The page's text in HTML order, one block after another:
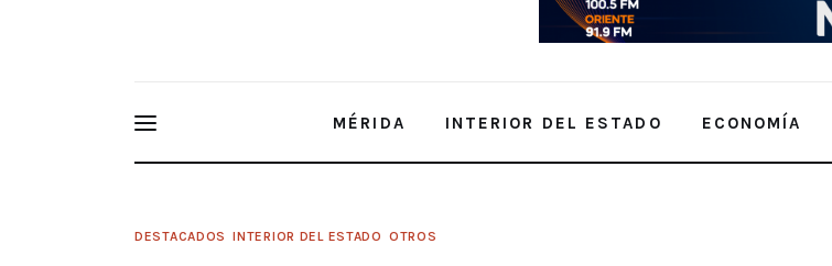
MÉRIDA INTERIOR DEL ESTADO ECONOMÍA
Colecta en Beneficio de Personas con Capacidades Diferentes en Yucatán: Construyendo
DESTACADOS INTERIOR DEL ESTADO OTROS